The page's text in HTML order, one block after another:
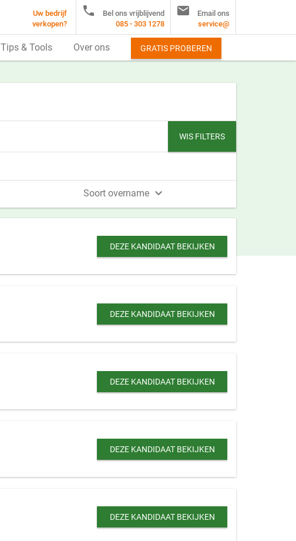
Soort overname 
WIS FILTERS
DEZE KANDIDAAT BEKIJKEN
DEZE KANDIDAAT BEKIJKEN
DEZE KANDIDAAT BEKIJKEN
DEZE KANDIDAAT BEKIJKEN
DEZE KANDIDAAT BEKIJKEN
Uw bedrijf
verkopen?

Bel ons vrijblijvend
085 - 303 1278

Email ons
service@
Tips & Tools Over ons GRATIS PROBEREN